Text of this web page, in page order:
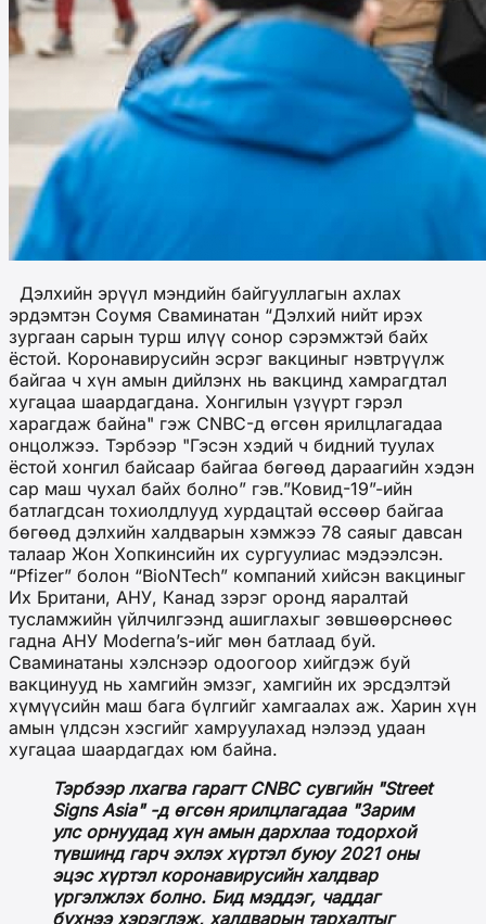
Дэлхийн эрүүл мэндийн байгууллагын ахлах
эрдэмтэн Соумя Сваминатан “Дэлхий нийт ирэх
зургаан сарын турш илүү сонор сэрэмжтэй байх
ёстой. Коронавирусийн эсрэг вакциныг нэвтрүүлж
байгаа ч хүн амын дийлэнх нь вакцинд хамрагдтал
хугацаа шаардагдана. Хонгилын үзүүрт гэрэл
харагдаж байна" гэж CNBC-д өгсөн ярилцлагадаа
онцолжээ. Тэрбээр "Гэсэн хэдий ч бидний туулах
ёстой хонгил байсаар байгаа бөгөөд дараагийн хэдэн
сар маш чухал байх болно” гэв.”Ковид-19”-ийн
батлагдсан тохиолдлууд хурдацтай өссөөр байгаа
бөгөөд дэлхийн халдварын хэмжээ 78 саяыг давсан
талаар Жон Хопкинсийн их сургуулиас мэдээлсэн.
“Pfizer” болон “BioNTech” компаний хийсэн вакциныг
Их Британи, АНУ, Канад зэрэг оронд яаралтай
тусламжийн үйлчилгээнд ашиглахыг зөвшөөрснөөс
гадна АНУ Moderna’s-ийг мөн батлаад буй.
Сваминатаны хэлснээр одоогоор хийгдэж буй
вакцинууд нь хамгийн эмзэг, хамгийн их эрсдэлтэй
хүмүүсийн маш бага бүлгийг хамгаалах аж. Харин хүн
амын үлдсэн хэсгийг хамруулахад нэлээд удаан
хугацаа шаардагдах юм байна.
Тэрбээр лхагва гарагт CNBC сувгийн "Street
Signs Asia" -д өгсөн ярилцлагадаа "Зарим
улс орнуудад хүн амын дархлаа тодорхой
түвшинд гарч эхлэх хүртэл буюу 2021 оны
эцэс хүртэл коронавирусийн халдвар
үргэлжлэх болно. Бид мэддэг, чаддаг
бүхнээ хэрэглэж, халдварын тархалтыг